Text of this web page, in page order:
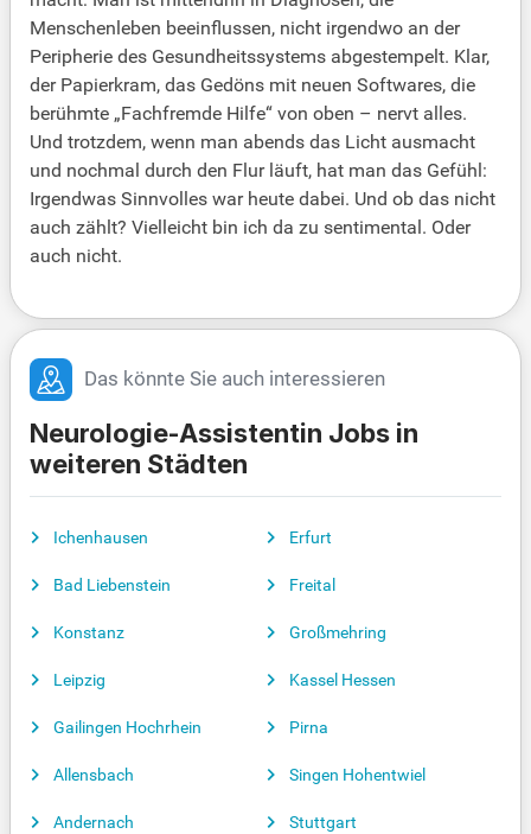
Menschenleben beeinflussen, nicht irgendwo an der
Peripherie des Gesundheitssystems abgestempelt. Klar,
der Papierkram, das Gedöns mit neuen Softwares, die
berühmte „Fachfremde Hilfe“ von oben – nervt alles.
Und trotzdem, wenn man abends das Licht ausmacht
und nochmal durch den Flur läuft, hat man das Gefühl:
Irgendwas Sinnvolles war heute dabei. Und ob das nicht
auch zählt? Vielleicht bin ich da zu sentimental. Oder
auch nicht.
Das könnte Sie auch interessieren
Neurologie-Assistentin Jobs in
weiteren Städten
Ichenhausen
Bad Liebenstein
Konstanz
Leipzig
Gailingen Hochrhein
Allensbach
Andernach
Erfurt
Freital
Großmehring
Kassel Hessen
Pirna
Singen Hohentwiel
Stuttgart